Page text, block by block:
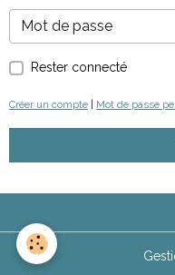
Rester connecté
Créer un compte Mot de passe